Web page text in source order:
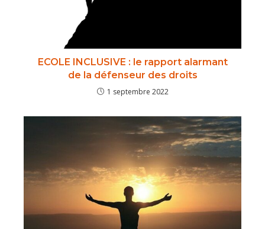
ECOLE INCLUSIVE : le rapport alarmant
de la défenseur des droits
1 septembre 2022